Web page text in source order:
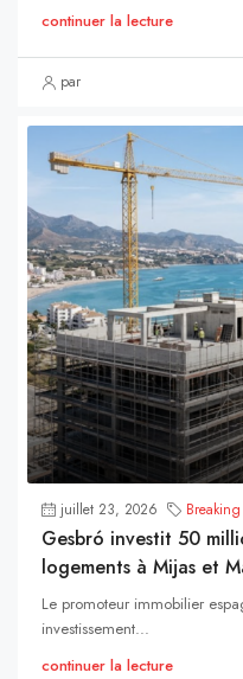
continuer la lecture
par
juillet 23, 2026
Gesbró investit 50
logements à Mijas et
Le promoteur immobilier
investissement...
continuer la lecture